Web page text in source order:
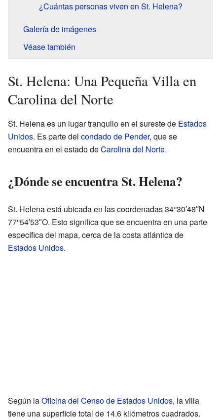
¿Cuántas personas viven en St. Helena?
Galería de imágenes
Véase también
St. Helena: Una Pequeña Villa en
Carolina del Norte
St. Helena es un lugar tranquilo en el sureste de Estados
Unidos. Es parte del condado de Pender, que se
encuentra en el estado deCarolina del Norte.
¿Dónde se encuentra St. Helena?
St. Helena está ubicada en las coordenadas 34°30′48″N
77°54′53″O. Esto significa que se encuentra en una parte
específica del mapa, cerca de la costa atlántica de
Estados Unidos.
Según laOficina del Censo de Estados Unidos, la villa
tiene una superficie total de 14.6 kilómetros cuadrados.